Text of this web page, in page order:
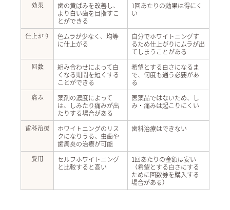
効果
歯の黄ばみを改善し、
より白い歯を目指すこ
とができる
1回あたりの効果は得にく
い
仕上がり
色ムラが少なく、均等
に仕上がる
自分でホワイトニングす
るため仕上がりにムラが出
てしまうことがある
回数
組み合わせによって白
くなる期間を短くする
ことができる
希望とする白さになるま
で、何度も通う必要があ
る
痛み
薬剤の濃度によって
は、しみたり痛みが出
たりする場合がある
医薬品ではないため、し
み・痛みは起こりにくい
歯科治療
ホワイトニングのリス
クになりうる、虫歯や
歯周炎の治療が可能
歯科治療はできない
費用
セルフホワイトニング
と比較すると高い
1回あたりの金額は安い
（希望とする白さにする
ために回数券を購入する
場合がある）